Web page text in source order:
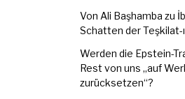
Von Ali Başhamba zu
Schatten der Teşkilat-
Werden die Epstein-
Rest von uns „auf
zurücksetzen“?